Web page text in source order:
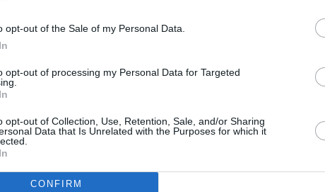
opt-out of the Sale of my Personal Data.
opt-out of processing my Personal Data for Targeted
opt-out of Collection, Use, Retention, Sale, and/or Sharing
Data that Is Unrelated with the Purposes for which it
CONFIRM